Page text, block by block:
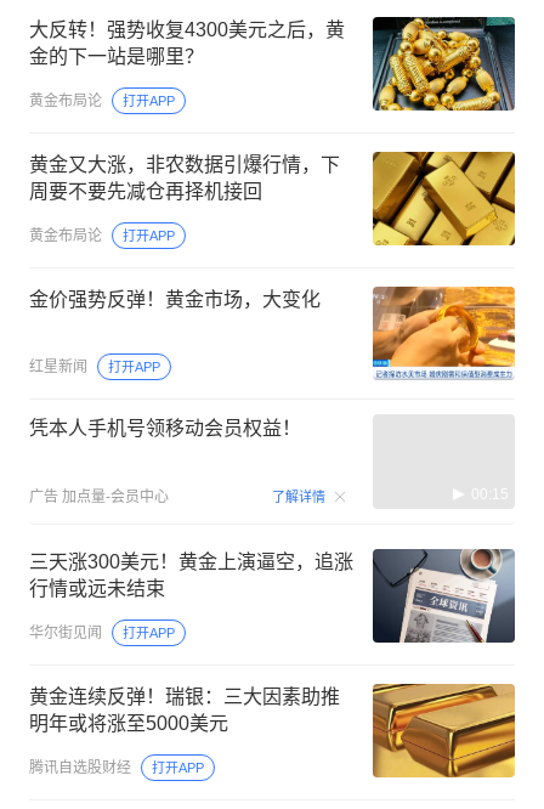
大反转！强势收复4300美元之后，黄
金的下一站是哪里？
黄金布局论 打开APP
黄金又大涨，非农数据引爆行情，下
周要不要先减仓再择机接回
黄金布局论 打开APP
金价强势反弹！黄金市场，大变化
红星新闻 打开APP
凭本人手机号领移动会员权益！
广告 加点量-会员中心 了解详情 00:15
三天涨300美元！黄金上演逼空，追涨
行情或远未结束
华尔街见闻 打开APP
黄金连续反弹！瑞银：三大因素助推
明年或将涨至5000美元
腾讯自选股财经 打开APP